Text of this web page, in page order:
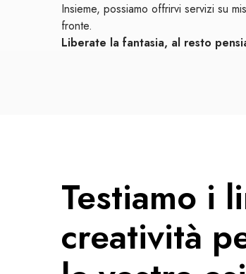
Insieme, possiamo offrirvi servizi su
fronte.
Liberate la fantasia, al resto
Testiamo i
creatività